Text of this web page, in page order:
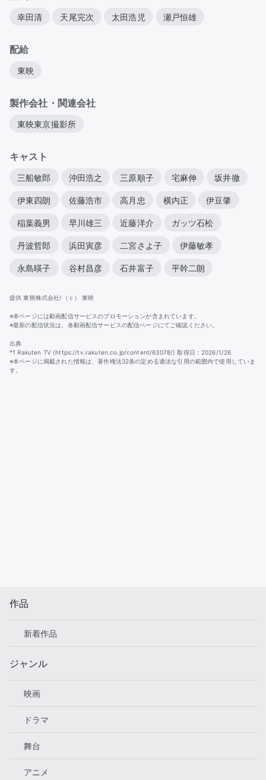
幸田清 天尾完次 太田浩児 瀬戸恒雄
配給
東映
製作会社・関連会社
東映東京撮影所
キャスト
三船敏郎 沖田浩之 三原順子 宅麻伸 坂井徹
伊東四朗 佐藤浩市 高月忠 横内正 伊豆肇
稲葉義男 早川雄三 近藤洋介 ガッツ石松
丹波哲郎 浜田寅彦 二宮さよ子 伊藤敏孝
永島暎子 谷村昌彦 石井富子 平幹二朗
提供 東映株式会社/（ｃ） 東映
※本ページには動画配信サービスのプロモーションが含まれています。
※最新の配信状況は、各動画配信サービスの配信ページにてご確認ください。
出典
*1 Rakuten TV (https://tv.rakuten.co.jp/content/63078/) 取得日：2026/1/26
※本ページに掲載された情報は、著作権法32条の定める適法な引用の範囲内で使用していま
す。
作品
新着作品
ジャンル
映画
ドラマ
舞台
アニメ